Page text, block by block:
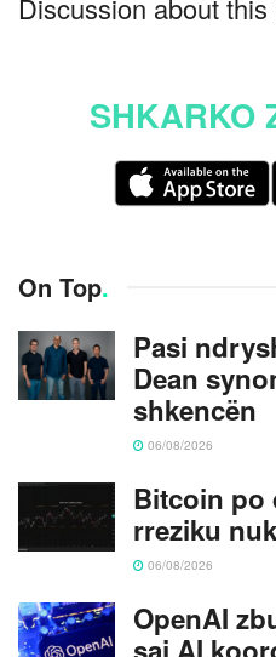
Discussion about this
SHKARKO
On Top.
Pasi
Dean
shkencën
06/08/2026
Bitcoin po
rreziku
06/08/2026
OpenAI